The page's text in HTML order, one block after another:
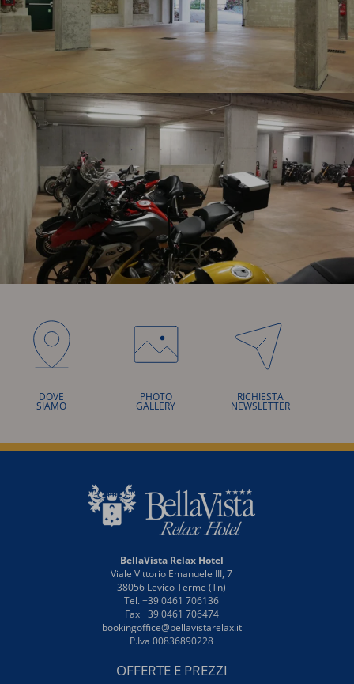
DOVE
SIAMO
PHOTO
GALLERY
RICHIESTA
NEWSLETTER
BellaVista Relax Hotel
Viale Vittorio Emanuele III, 7
38056 Levico Terme (Tn)
Tel. +39 0461 706136
Fax +39 0461 706474
bookingoffice@bellavistarelax.it
P.Iva 00836890228
OFFERTE E PREZZI